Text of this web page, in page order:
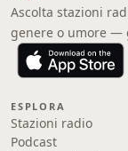
Ascolta stazioni
genere o umore —
ESPLORA
Stazioni radio
Podcast